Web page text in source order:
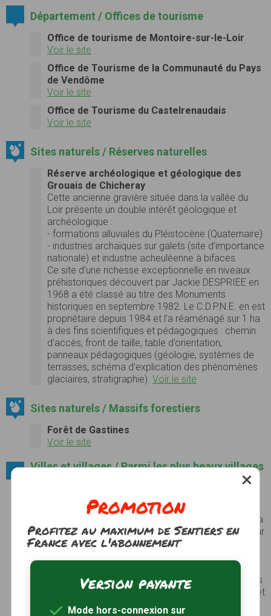
Département / Offices de tourisme
Office de tourisme de Montoire-sur-le-Loir
Voir le site
Office de Tourisme de la Communauté du Pays
de Vendôme
Voir le site
Office de Tourisme du Castelrenaudais
Voir le site
Sites naturels / Réserves naturelles
Réserve archéologique et géologique des
Grouais de Chicheray
Cette ancienne gravière située dans la vallée du
Loir présente un double intérêt géologique et
archéologique :
- formations alluviales du Pléistocène (Quaternaire)
- industries archaïques sur galets (site d’importance
nationale) et industrie acheuléenne à bifaces
Ce site d’une richesse exceptionnelle en niveaux
préhistoriques découvert par Jackie DESPRIEE en
1968 a été classé au titre des Monuments
historiques en septembre 1982. Le C.D.P.N.E. en est
propriétaire depuis 1984 et l’a réaménagé sur 1 ha
à des fins scientifiques et pédagogiques : chemin
d’accès, front de taille, table d’orientation,
panneaux pédagogiques (géologie, systèmes de
terrasses, schéma d’explication des phénomènes
glaciaires, stratigraphie). Voir le site
Sites naturels / Massifs forestiers
Forêt de Gastines
Voir le site
Villes et villages / Parmi les plus beaux villages
Un pont gothique enjambe le Loir pour accéder à
ce village blotti au pied d’un château fort qui résista
à l’assaut de Richard Cœur de Lion mais fut pris par
les troupes d’Henri IV. On peut en admirer
et son donjon haut de vingt-six mètres. Dans le
village, les styles et les époques se mélangent, des
maisons troglodytiques aux demeures gothiques et
Renaissance...
Voir le site
Promotion
Profitez au maximum de Sentiers en
France avec l'abonnement
Version payante
Mode hors-connexion sur